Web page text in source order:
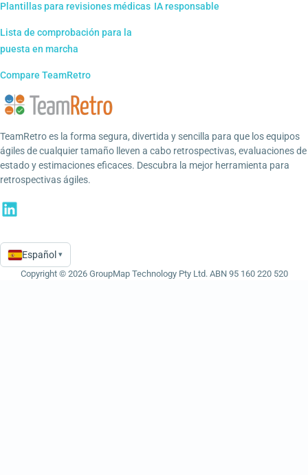
Plantillas para revisiones médicas
Lista de comprobación para la
puesta en marcha
Compare TeamRetro
IA responsable
TeamRetro es la forma segura, divertida y sencilla para que los equipos
ágiles de cualquier tamaño lleven a cabo retrospectivas, evaluaciones de
estado y estimaciones eficaces. Descubra la mejor herramienta para
retrospectivas ágiles.
Language
Español ▾
Copyright © 2026 GroupMap Technology Pty Ltd. ABN 95 160 220 520